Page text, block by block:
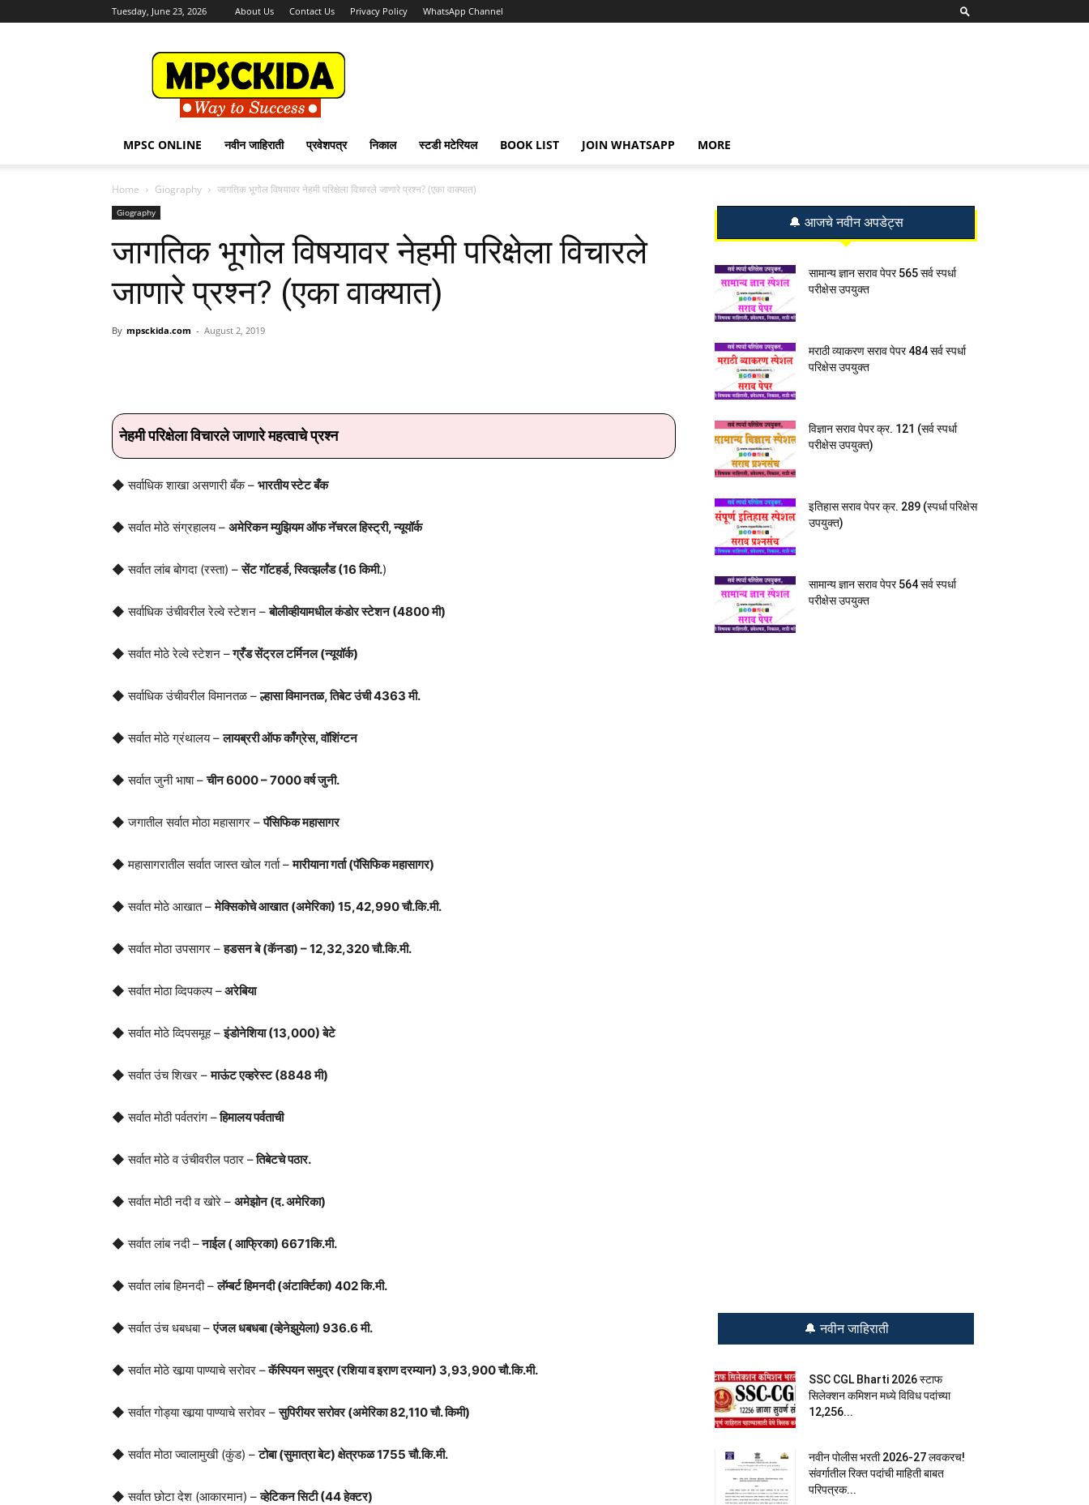
Tuesday, June 23, 2026 About Us Contact Us Privacy Policy WhatsApp Channel
MPSCKida.com
सर्व
नवीन
जाहिराती
Letest
Jobs
MPSC ONLINE नवीन जाहिराती प्रवेशपत्र निकाल स्टडी मटेरियल BOOK LIST JOIN WHATSAPP MORE
Home Giography जागतिक भूगोल विषयावर नेहमी परिक्षेला विचारले जाणारे प्रश्न? (एका वाक्यात)
Giography
जागतिक भूगोल विषयावर नेहमी परिक्षेला विचारले
जाणारे प्रश्न? (एका वाक्यात)
By mpsckida.com - August 2, 2019
नेहमी परिक्षेला विचारले जाणारे महत्वाचे प्रश्न
◆ सर्वाधिक शाखा असणारी बँक – भारतीय स्टेट बँक
◆ सर्वात मोठे संग्रहालय – अमेरिकन म्युझियम ऑफ नॅचरल हिस्ट्री, न्यूयॉर्क
◆ सर्वात लांब बोगदा (रस्ता) –सेंट गॉटहर्ड, स्वित्झर्लंड (16 किमी.)
◆ सर्वाधिक उंचीवरील रेल्वे स्टेशन –बोलीव्हीयामधील कंडोर स्टेशन (4800 मी)
◆ सर्वात मोठे रेल्वे स्टेशन –ग्रँड सेंट्रल टर्मिनल (न्यूयॉर्क)
◆ सर्वाधिक उंचीवरील विमानतळ –ल्हासा विमानतळ, तिबेट उंची 4363 मी.
◆ सर्वात मोठे ग्रंथालय –लायब्ररी ऑफ काँग्रेस, वॉशिंग्टन
◆ सर्वात जुनी भाषा –चीन 6000 – 7000 वर्ष जुनी.
◆ जगातील सर्वात मोठा महासागर –पॅसिफिक महासागर
◆ महासागरातील सर्वात जास्त खोल गर्ता –मारीयाना गर्ता (पॅसिफिक महासागर)
◆ सर्वात मोठे आखात –मेक्सिकोचे आखात (अमेरिका) 15,42,990 चौ.कि.मी.
◆ सर्वात मोठा उपसागर –हडसन बे (कॅनडा) – 12,32,320 चौ.कि.मी.
◆ सर्वात मोठा व्दिपकल्प –अरेबिया
◆ सर्वात मोठे व्दिपसमूह –इंडोनेशिया (13,000) बेटे
◆ सर्वात उंच शिखर –माऊंट एव्हरेस्ट (8848 मी)
◆ सर्वात मोठी पर्वतरांग –हिमालय पर्वताची
◆ सर्वात मोठे व उंचीवरील पठार –तिबेटचे पठार.
◆ सर्वात मोठी नदी व खोरे – अमेझोन (द. अमेरिका)
◆ सर्वात लांब नदी –नाईल ( आफ्रिका) 6671कि.मी.
◆ सर्वात लांब हिमनदी –लॅम्बर्ट हिमनदी (अंटार्क्टिका) 402 कि.मी.
◆ सर्वात उंच धबधबा –एंजल धबधबा (व्हेनेझुयेला) 936.6 मी.
◆ सर्वात मोठे खार्‍या पाण्याचे सरोवर –कॅस्पियन समुद्र (रशिया व इराण दरम्यान) 3,93,900 चौ.कि.मी.
◆ सर्वात गोड्या खार्‍या पाण्याचे सरोवर –सुपिरीयर सरोवर (अमेरिका 82,110 चौ. किमी)
◆ सर्वात मोठा ज्वालामुखी (कुंड) –टोबा (सुमात्रा बेट) क्षेत्रफळ 1755 चौ.कि.मी.
◆ सर्वात छोटा देश (आकारमान) –व्हेटिकन सिटी (44 हेक्टर)
🔔 आजचे नवीन अपडेट्स
सामान्य ज्ञान सराव पेपर 565 सर्व स्पर्धा
परीक्षेस उपयुक्त
मराठी व्याकरण सराव पेपर 484 सर्व स्पर्धा
परिक्षेस उपयुक्त
विज्ञान सराव पेपर क्र. 121 (सर्व स्पर्धा
परीक्षेस उपयुक्त)
इतिहास सराव पेपर क्र. 289 (स्पर्धा परिक्षेस
उपयुक्त)
सामान्य ज्ञान सराव पेपर 564 सर्व स्पर्धा
परीक्षेस उपयुक्त
🔔 नवीन जाहिराती
SSC CGL Bharti 2026 स्टाफ
सिलेक्शन कमिशन मध्ये विविध पदांच्या
12,256...
नवीन पोलीस भरती 2026-27 लवकरच!
संवर्गातील रिक्त पदांची माहिती बाबत
परिपत्रक...